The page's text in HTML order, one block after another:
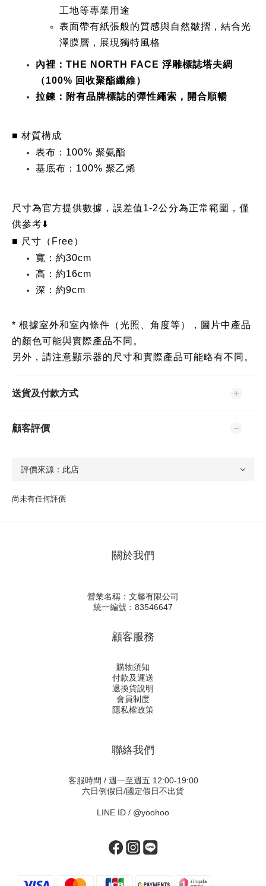
工地等專業用途
表面帶有紙張般的質感與自然皺摺，結合光
澤膜層，展現獨特風格
內裡：THE NORTH FACE 浮雕標誌塔夫綢
（100% 回收聚酯纖維）
拉鍊：附有品牌標誌的彈性繩索，開合順暢
■ 材質構成
表布：100% 聚氨酯
基底布：100% 聚乙烯
尺寸為官方提供數據，誤差值1-2公分為正常範圍，僅
供參考⬇️
■ 尺寸（Free）
寬：約30cm
高：約16cm
深：約9cm
* 根據室外和室內條件（光照、角度等），圖片中產品
的顏色可能與實際產品不同。
另外，請注意顯示器的尺寸和實際產品可能略有不同。
送貨及付款方式
顧客評價
尚未有任何評價
關於我們
營業名稱：文馨有限公司
統一編號：83546647
顧客服務
購物須知
付款及運送
退換貨說明
會員制度
隱私權政策
聯絡我們
客服時間 / 週一至週五 12:00-19:00
六日例假日/國定假日不出貨
LINE ID / @yoohoo